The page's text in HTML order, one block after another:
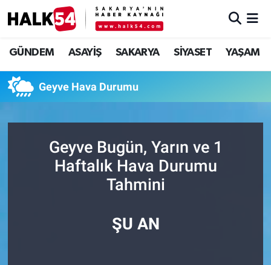
GÜNDEM ASAYİŞ SAKARYA SİYASET YAŞAM
Geyve Hava Durumu
Geyve Bugün, Yarın ve 1
Haftalık Hava Durumu
Tahmini
ŞU AN
GÜNDEM
SAKARYA
SİYASET
SOKAK RÖPORTAJLARI
Adapazarı Nöbetçi Eczaneler
Süper Lig Puan Durumu ve Fikstür
Tüm Manşetler